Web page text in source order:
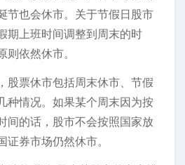
节也会休市。关于节假日股市
期上班时间调整到周末的时
依然休市。
股票休市包括周末休市、节假
种情况。如果某个周末因为按
间的话，股市不会按照国家放
券市场仍然休市。